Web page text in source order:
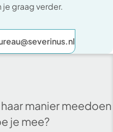
je graag verder.
manier meedoen
je mee?